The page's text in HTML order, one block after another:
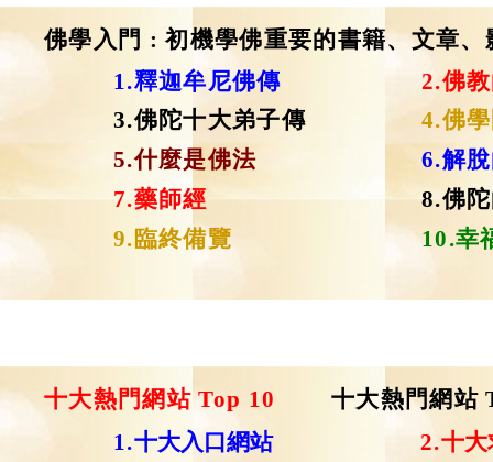
佛學入門 : 初機學佛重要的書籍、文章、
1.釋迦牟尼佛傳 2.佛
3.佛陀十大弟子傳 4.佛
5.什麼是佛法 6.解
7.藥師經 8.佛
9. 臨終備覽 10.幸
十大熱門網站 Top 10
十大熱門網站
1.十大入口網站 2.十大